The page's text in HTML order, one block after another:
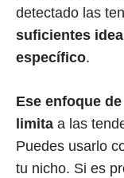
detectado las
suficientes
específico.
Ese enfoque
limita a las
Puedes usarlo
tu nicho. Si es